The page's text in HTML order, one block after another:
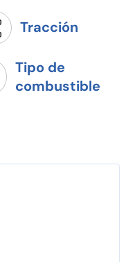
Tracción
Tipo de
combustible